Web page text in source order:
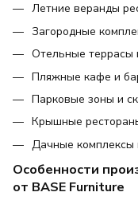
Летние веранды
Загородные
Отельные террасы
Пляжные кафе и
Парковые зоны и
Крышные
Дачные комплексы
Особенности
от BASE Furniture